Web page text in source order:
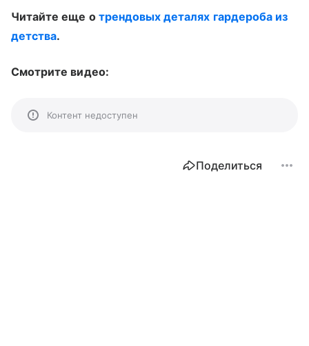
Читайте еще о трендовых деталях гардероба из
детства.
Смотрите видео:
Контент недоступен
Поделиться